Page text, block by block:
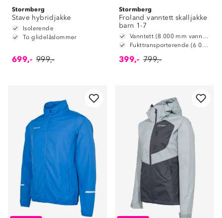
Stormberg
Stave hybridjakke
Isolerende
To glidelåslommer
699,- 999,-
Stormberg
Froland vanntett skalljakke
barn 1-7
Vanntett (8 000 mm vannsøyle)
Fukttransporterende (6 000 g/m2/24t)
399,- 799,-